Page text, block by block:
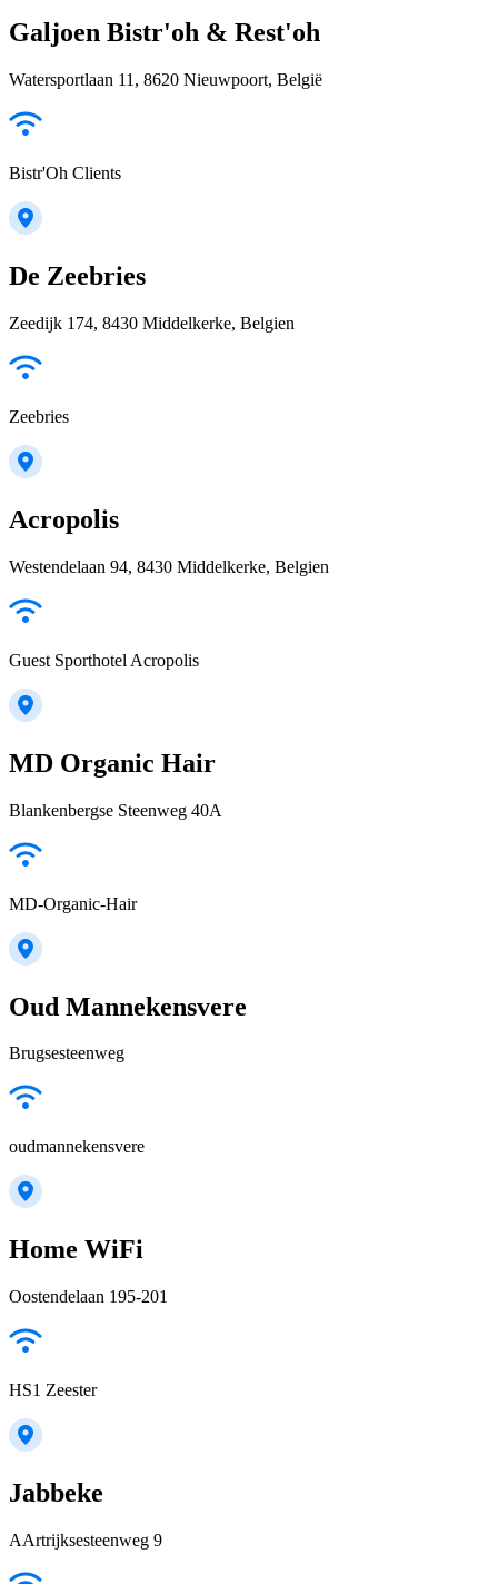
Galjoen Bistr'oh & Rest'oh
Watersportlaan 11, 8620 Nieuwpoort, België
Bistr'Oh Clients
De Zeebries
Zeedijk 174, 8430 Middelkerke, Belgien
Zeebries
Acropolis
Westendelaan 94, 8430 Middelkerke, Belgien
Guest Sporthotel Acropolis
MD Organic Hair
Blankenbergse Steenweg 40A
MD-Organic-Hair
Oud Mannekensvere
Brugsesteenweg
oudmannekensvere
Home WiFi
Oostendelaan 195-201
HS1 Zeester
Jabbeke
AArtrijksesteenweg 9